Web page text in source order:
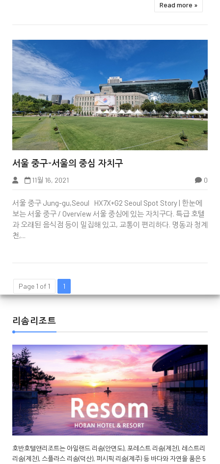
Read more »


서울 중구-서울의 중심 자치구
11월 16, 2021 0
서울 중구 Jung-gu,Seoul HX7X+G2 Seoul Spot Story | 한눈에
보는 서울 중구 / Overview 서울 중심에 있는 자치구다. 특급 호텔
과 오래된 음식점 등이 밀집해 있고, 교통이 편리하다. 명동과 청계
천,...
Page 1 of 1 1
리솜리조트
호반호텔앤리조트는 아일랜드 리솜(안면도), 포레스트 리솜(제천), 레스트리
리솜(제천), 스플라스 리솜(덕산), 퍼시픽 리솜(제주) 등 바다와 자연을 품은 5